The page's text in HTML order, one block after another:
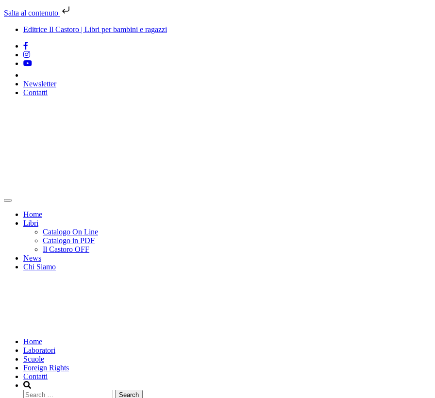
Salta al contenuto
Editrice Il Castoro | Libri per bambini e ragazzi
Newsletter
Contatti
Home
Libri
Catalogo On Line
Catalogo in PDF
Il Castoro OFF
News
Chi Siamo
Home
Laboratori
Scuole
Foreign Rights
Contatti
Search